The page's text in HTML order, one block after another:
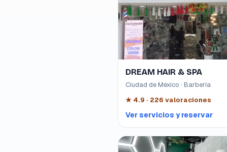
DREAM HAIR & SPA
Ciudad de México · Barbería
★ 4.9 · 226 valoraciones
Ver servicios y reservar